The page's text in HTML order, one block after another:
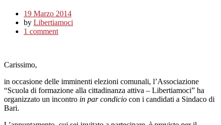
19 Marzo 2014
by Libertiamoci
1 comment
Carissimo,
in occasione delle imminenti elezioni comunali, l’Associazione
“Scuola di formazione alla cittadinanza attiva – Libertiamoci” ha
organizzato un incontro in par condicio con i candidati a Sindaco di
Bari.